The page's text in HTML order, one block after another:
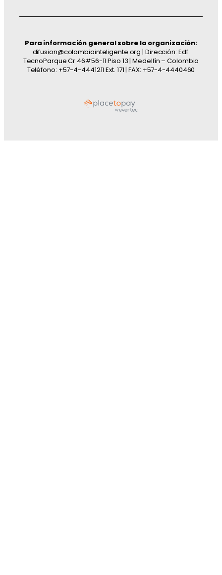
Para información general sobre la organización:
difusion@colombiainteligente.org | Dirección: Edf.
TecnoParque Cr 46#56-11 Piso 13 | Medellín – Colombia
Teléfono: +57-4-4441211 Ext. 171 | FAX: +57-4-4440460